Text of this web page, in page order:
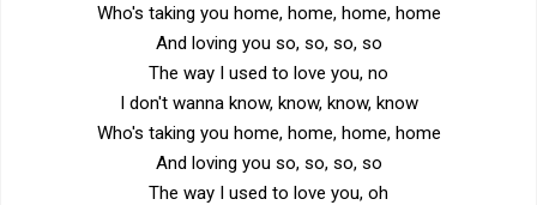
Who's taking you home, home, home, home
And loving you so, so, so, so
The way I used to love you, no
I don't wanna know, know, know, know
Who's taking you home, home, home, home
And loving you so, so, so, so
The way I used to love you, oh